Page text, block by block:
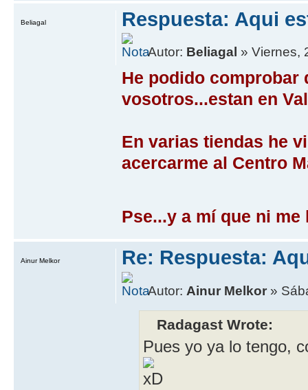
Respuesta: Aqui
Autor: Beliagal » Viernes,
He podido comprobar
vosotros...estan en
En varias tiendas he
acercarme al Centro
Pse...y a mí­ que ni
Beliagal
Re: Respuesta:
Autor: Ainur Melkor »
Radagast Wrote:
Pues yo ya lo tengo,
Ainur Melkor